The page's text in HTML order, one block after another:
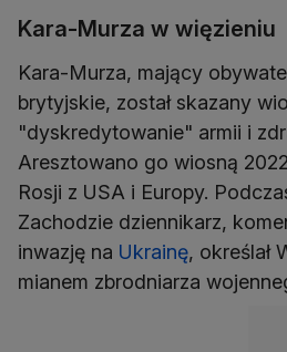
Kara-Murza w więzieniu
Kara-Murza, mający
brytyjskie, został skazany
"dyskredytowanie" armii i
Aresztowano go wiosną
Rosji z USA i Europy.
Zachodzie dziennikarz,
inwazję na Ukrainę, określał
mianem zbrodniarza